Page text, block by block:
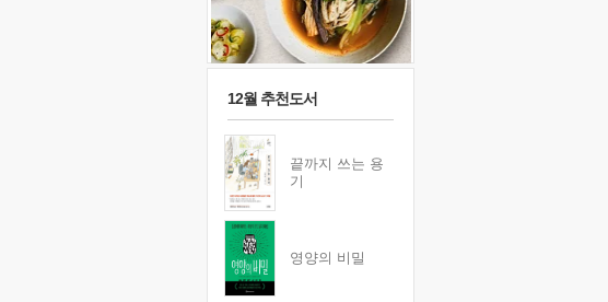
12월 추천도서
끝까지 쓰는 용
기
영양의 비밀